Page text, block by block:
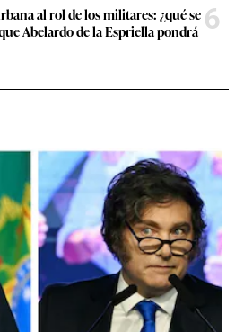
al rol de los militares: ¿qué se
Abelardo de la Espriella pondrá 6